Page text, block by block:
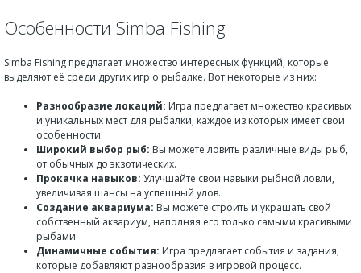
Особенности Simba Fishing
Simba Fishing предлагает множество интересных функций, которые
выделяют её среди других игр о рыбалке. Вот некоторые из них:
Разнообразие локаций: Игра предлагает множество красивых
и уникальных мест для рыбалки, каждое из которых имеет свои
особенности.
Широкий выбор рыб: Вы можете ловить различные виды рыб,
от обычных до экзотических.
Прокачка навыков: Улучшайте свои навыки рыбной ловли,
увеличивая шансы на успешный улов.
Создание аквариума: Вы можете строить и украшать свой
собственный аквариум, наполняя его только самыми красивыми
рыбами.
Динамичные события: Игра предлагает события и задания,
которые добавляют разнообразия в игровой процесс.